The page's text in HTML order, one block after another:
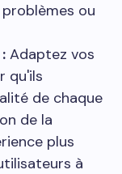
ou
Adaptez vos
qu'ils
de chaque
de la
plus
à